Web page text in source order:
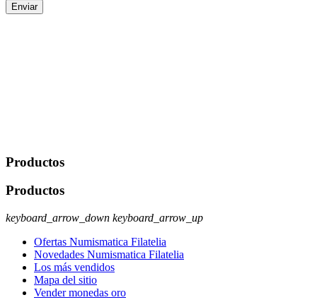
Enviar
Productos
Productos
keyboard_arrow_down keyboard_arrow_up
Ofertas Numismatica Filatelia
Novedades Numismatica Filatelia
Los más vendidos
Mapa del sitio
Vender monedas oro